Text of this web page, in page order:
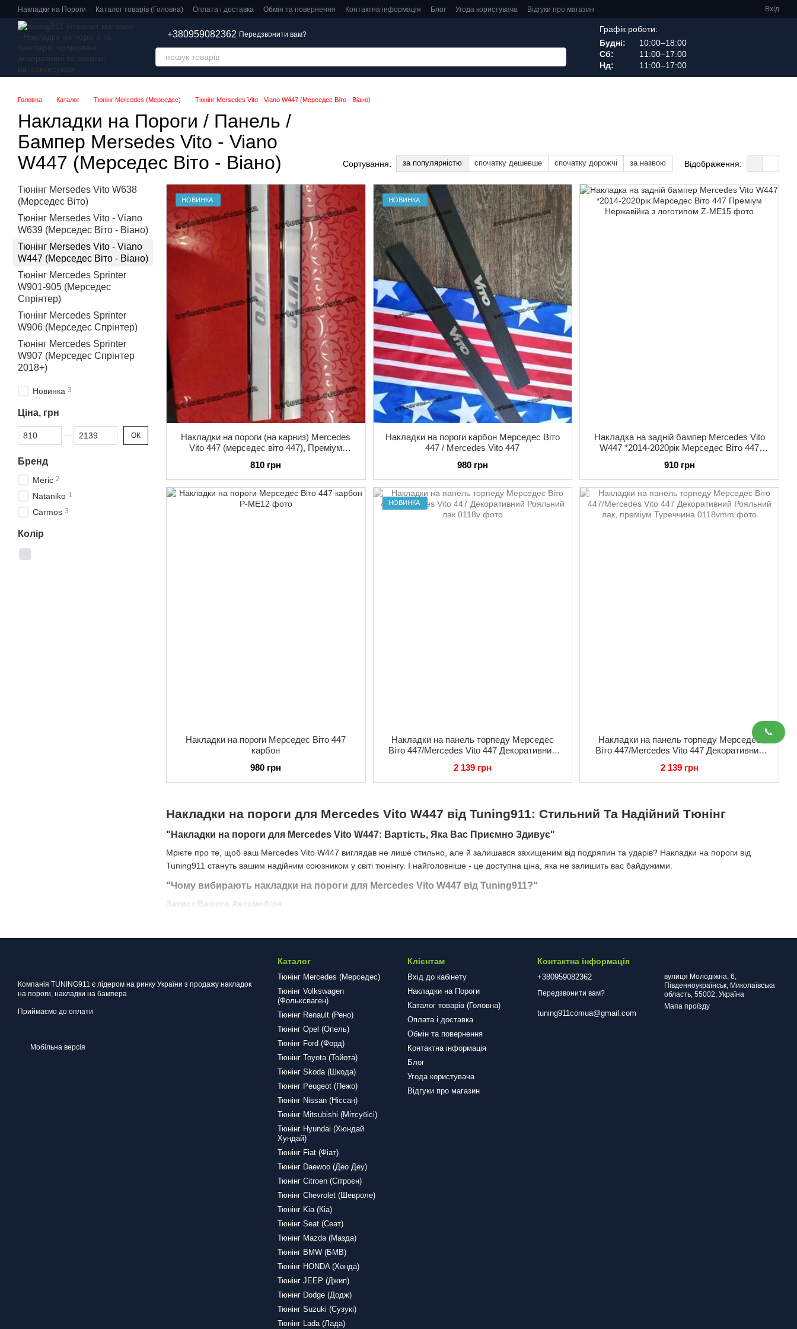
📞
Перейти до основного контенту
Накладки на Пороги Каталог товарів (Головна) Оплата і доставка Обмін та повернення Контактна інформація Блог Угода користувача Відгуки про магазин Вхід
+380959082362 Передзвонити вам?
Графік роботи:
Будні:
10:00–18:00
Сб:
11:00–17:00
Нд:
11:00–17:00
Головна Каталог Тюнінг Mercedes (Мерседес) Тюнінг Mersedes Vito - Viano W447 (Мерседес Віто - Віано)
Накладки на Пороги / Панель /
Бампер Mersedes Vito - Viano
W447 (Мерседес Віто - Віано)
Сортування: за популярністю спочатку дешевше спочатку дорожчі за назвою Відображення:
Накладки на пороги для Mercedes Vito W447 від Tuning911: Стильний Та Надійний Тюнінг
"Накладки на пороги для Mercedes Vito W447: Вартість, Яка Вас Приємно Здивує"
Мрієте про те, щоб ваш Mercedes Vito W447 виглядав не лише стильно, але й залишався захищеним від подряпин та ударів? Накладки на пороги від
Tuning911 стануть вашим надійним союзником у світі тюнінгу. І найголовніше - це доступна ціна, яка не залишить вас байдужими.
"Чому вибирають накладки на пороги для Mercedes Vito W447 від Tuning911?"
Захист Вашого Автомобіля
Недорого та Вигідно
Ми розуміємо, що якісний тюнінг не повинен обтяжувати ваш бюджет. Тому Tuning911 пропонує найкращі ціни на накладки на пороги, роблячи їх
доступними для кожного власника Mercedes Vito W447.
Як купити накладки на пороги для Mercedes Vito W447 від Tuning911?
Купити накладки на пороги від Tuning911 - просто. Оберіть необхідний товар на нашому сайті, додайте його в кошик і здійсніть замовлення. Ми гарантуємо
швидку доставку та високий рівень обслуговування.
Не вагайтеся - зробіть свій Mercedes Vito W447 стильним та захищеним від Tuning911!
НОВИНКА
Накладки на пороги (на карниз) Mercedes
Vito 447 (мерседес віто 447), Преміум
810 грн
НОВИНКА
Накладки на пороги карбон Мерседес Віто
447 / Mercedes Vito 447
980 грн
Накладка на задній бампер Mercedes Vito
W447 *2014-2020рік Мерседес Віто 447
910 грн
Накладки на пороги Мерседес Віто 447
карбон
980 грн
НОВИНКА
Накладки на панель торпеду Мерседес
Віто 447/Mercedes Vito 447 Декоративний
2 139 грн
Накладки на панель торпеду Мерседес
Віто 447/Mercedes Vito 447 Декоративний
2 139 грн
Тюнінг Mersedes Vito W638
(Мерседес Віто)
Тюнінг Mersedes Vito - Viano
W639 (Мерседес Віто - Віано)
Тюнінг Mersedes Vito - Viano
W447 (Мерседес Віто - Віано)
Тюнінг Mercedes Sprinter
W901-905 (Мерседес
Спрінтер)
Тюнінг Mercedes Sprinter
W906 (Мерседес Спрінтер)
Тюнінг Mercedes Sprinter
W907 (Мерседес Спрінтер
2018+)
Новинка 3
Ціна, грн
Від Ціна, грн
До Ціна, грн ОК
Бренд
Meric 2
Nataniko 1
Carmos 3
Колір
Компанія TUNING911 є лідером на ринку України з продажу накладок
на пороги, накладки на бампера
Приймаємо до оплати
Мобільна версія
Каталог
Тюнінг Mercedes (Мерседес)
Тюнінг Volkswagen
(Фольксваген)
Тюнінг Renault (Рено)
Тюнінг Opel (Опель)
Тюнінг Ford (Форд)
Тюнінг Toyota (Тойота)
Тюнінг Skoda (Шкода)
Тюнінг Peugeot (Пежо)
Тюнінг Nissan (Ніссан)
Тюнінг Mitsubishi (Мітсубісі)
Тюнінг Hyundai (Хюндай
Хундай)
Тюнінг Fiat (Фіат)
Тюнінг Daewoo (Део Деу)
Тюнінг Citroen (Сітроєн)
Тюнінг Chevrolet (Шевроле)
Тюнінг Kia (Кіа)
Тюнінг Seat (Сеат)
Тюнінг Mazda (Мазда)
Тюнінг BMW (БМВ)
Тюнінг HONDA (Хонда)
Тюнінг JEEP (Джип)
Тюнінг Dodge (Додж)
Тюнінг Suzuki (Сузукі)
Тюнінг Lada (Лада)
Клієнтам
Вхід до кабінету
Накладки на Пороги
Каталог товарів (Головна)
Оплата і доставка
Обмін та повернення
Контактна інформація
Блог
Угода користувача
Відгуки про магазин
Контактна інформація
+380959082362
Передзвонити вам?
tuning911comua@gmail.com
вулиця Молодіжна, 6,
Південноукраїнськ, Миколаївська
область, 55002, Україна
Мапа проїзду